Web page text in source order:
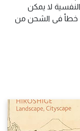
النفسية لا يمكن
خطأ فى الشحن من